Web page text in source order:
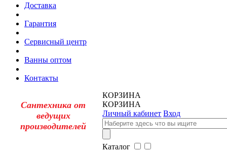
Доставка
Гарантия
Сервисный центр
Ванны оптом
Контакты
Сантехника от
ведущих
производителей
КОРЗИНА
КОРЗИНА
Личный кабинет Вход
Каталог